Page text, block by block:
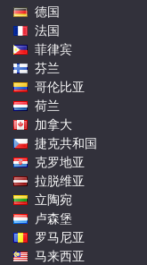
德国
法国
菲律宾
芬兰
哥伦比亚
荷兰
加拿大
捷克共和国
克罗地亚
拉脱维亚
立陶宛
卢森堡
罗马尼亚
马来西亚